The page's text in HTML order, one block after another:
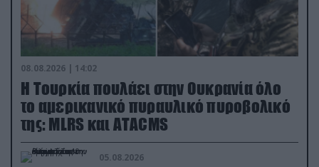
08.08.2026 | 14:02
Η Τουρκία πουλάει στην Ουκρανία όλο
το αμερικανικό πυραυλικό πυροβολικό
της: MLRS και ΑΤΑCMS
05.08.2026